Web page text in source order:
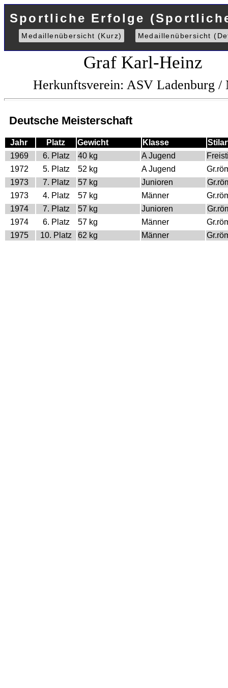
Sportliche Erfolge
Medaillenübersicht (Kurz) Medaillenübersicht
Graf Karl-Heinz
Herkunftsverein: ASV Ladenburg /
Deutsche Meisterschaft
Jahr Platz Gewicht Klasse
1969
6. Platz 40 kg A Jugend
1972
5. Platz 52 kg A Jugend
1973
7. Platz 57 kg Junioren
1973
4. Platz 57 kg Männer
1974
7. Platz 57 kg Junioren
1974
6. Platz 57 kg Männer
1975
10. Platz 62 kg Männer